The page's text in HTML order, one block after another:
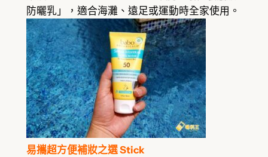
防曬乳」，適合海灘、遠足或運動時全家使用。
易攜超方便補妝之選 Stick